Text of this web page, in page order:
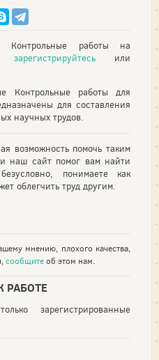
Контрольные работы на
зарегистрируйтесь или
Контрольные работы для
для составления
научных трудов.
возможность помочь таким
наш сайт помог вам найти
понимаете как
облегчить труд другим.
мнению, плохого качества,
сообщитеоб этом нам.
РАБОТЕ
зарегистрированные